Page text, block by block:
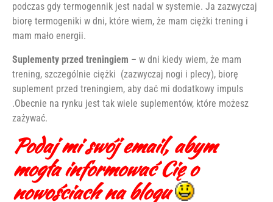
podczas gdy termogennik jest nadal w systemie. Ja zazwyczaj
biorę termogeniki w dni, które wiem, że mam ciężki trening i
mam mało energii.
Suplementy przed treningiem – w dni kiedy wiem, że mam
trening, szczególnie ciężki (zazwyczaj nogi i plecy), biorę
suplement przed treningiem, aby dać mi dodatkowy impuls
.Obecnie na rynku jest tak wiele suplementów, które możesz
zażywać.
Podaj mi swój email, abym
mogła informować Cię o
nowościach na blogu